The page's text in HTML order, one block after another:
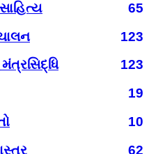
65
123
123
19
10
62